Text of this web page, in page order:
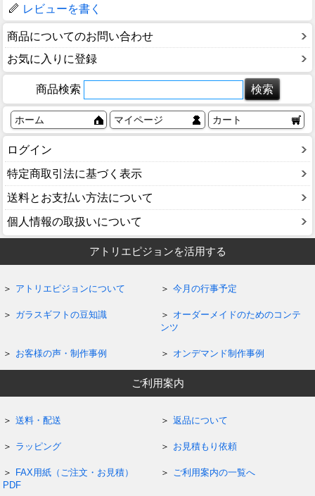
レビューを書く
商品についてのお問い合わせ
お気に入りに登録
商品検索
ホーム マイページ カート
ログイン
特定商取引法に基づく表示
送料とお支払い方法について
個人情報の取扱いについて
アトリエピジョンを活用する
アトリエピジョンについて 今月の行事予定
ガラスギフトの豆知識
オーダーメイドのためのコンテ
ンツ
お客様の声・制作事例 オンデマンド制作事例
ご利用案内
送料・配送 返品について
ラッピング お見積もり依頼
FAX用紙（ご注文・お見積）
PDF
ご利用案内の一覧へ